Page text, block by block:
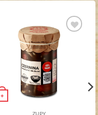
Dodaj do
ulubionych
+
ZUPY